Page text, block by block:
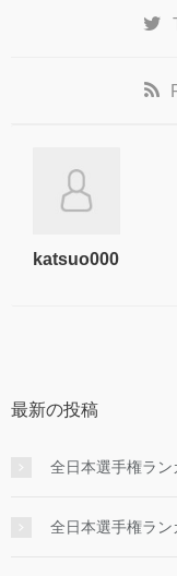
katsuo000
最新の投稿
全日本選手権ラ
全日本選手権ラ